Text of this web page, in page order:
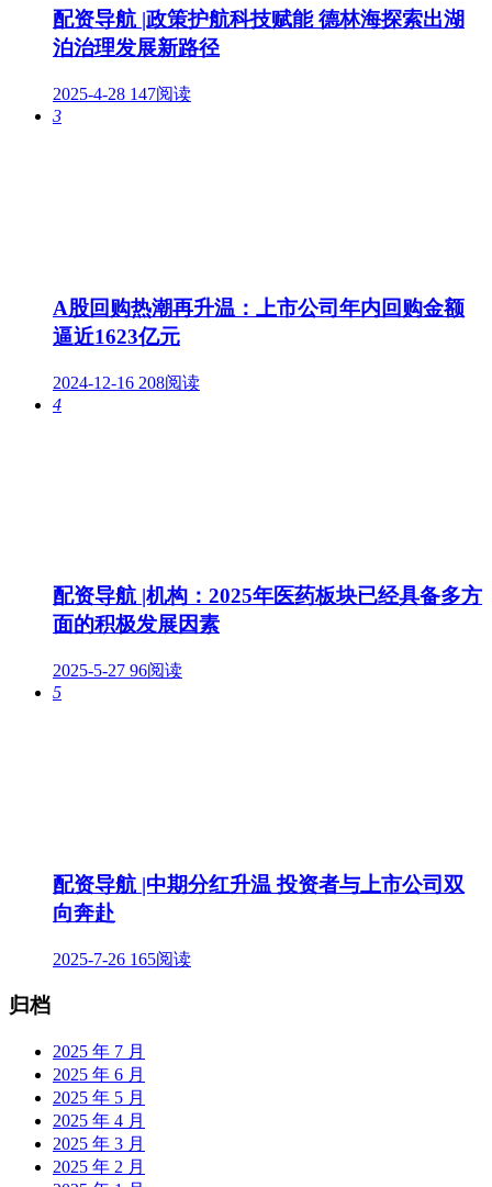
配资导航 |政策护航科技赋能 德林海探索出湖
泊治理发展新路径
2025-4-28 147阅读
3
A股回购热潮再升温：上市公司年内回购金额
逼近1623亿元
2024-12-16 208阅读
4
配资导航 |机构：2025年医药板块已经具备多方
面的积极发展因素
2025-5-27 96阅读
5
配资导航 |中期分红升温 投资者与上市公司双
向奔赴
2025-7-26 165阅读
归档
2025 年 7 月
2025 年 6 月
2025 年 5 月
2025 年 4 月
2025 年 3 月
2025 年 2 月